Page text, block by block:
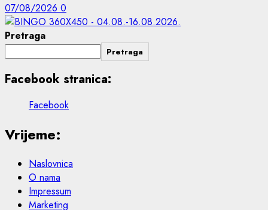
07/08/2026 0
Pretraga
Pretraga
Facebook stranica:
Facebook
Vrijeme:
Naslovnica
O nama
Impressum
Marketing